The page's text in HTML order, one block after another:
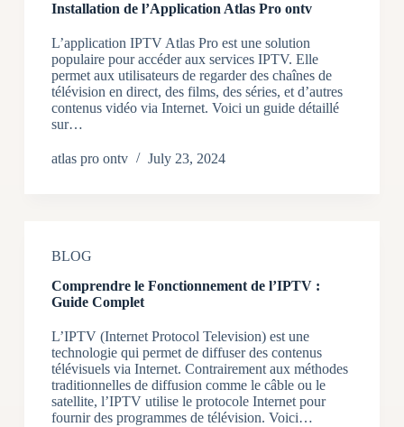
Installation de l’Application Atlas Pro ontv
L’application IPTV Atlas Pro est une solution
populaire pour accéder aux services IPTV. Elle
permet aux utilisateurs de regarder des chaînes de
télévision en direct, des films, des séries, et d’autres
contenus vidéo via Internet. Voici un guide détaillé
sur…
atlas pro ontv July 23, 2024
BLOG
Comprendre le Fonctionnement de l’IPTV :
Guide Complet
L’IPTV (Internet Protocol Television) est une
technologie qui permet de diffuser des contenus
télévisuels via Internet. Contrairement aux méthodes
traditionnelles de diffusion comme le câble ou le
satellite, l’IPTV utilise le protocole Internet pour
fournir des programmes de télévision. Voici…